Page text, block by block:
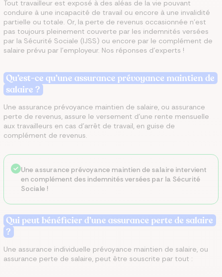
Tout travailleur est exposé à des aléas de la vie pouvant
conduire à une incapacité de travail ou encore à une invalidité
partielle ou totale. Or, la perte de revenus occasionnée n’est
pas toujours pleinement couverte par les indemnités versées
par la Sécurité Sociale (IJSS) ou encore par le complément de
salaire prévu par l’employeur. Nos réponses d’experts !
Qu’est-ce qu’une assurance prévoyance maintien de
salaire ?
Une assurance prévoyance maintien de salaire, ou assurance
perte de revenus, assure le versement d’une rente mensuelle
aux travailleurs en cas d’arrêt de travail, en guise de
complément de revenus.
Une assurance prévoyance maintien de salaire intervient
en complément des indemnités versées par la Sécurité
Sociale !
Qui peut bénéficier d’une assurance perte de salaire
?
Une assurance individuelle prévoyance maintien de salaire, ou
assurance perte de salaire, peut être souscrite par tout :